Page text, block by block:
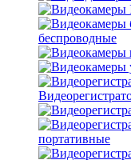
беспроводные
портативные